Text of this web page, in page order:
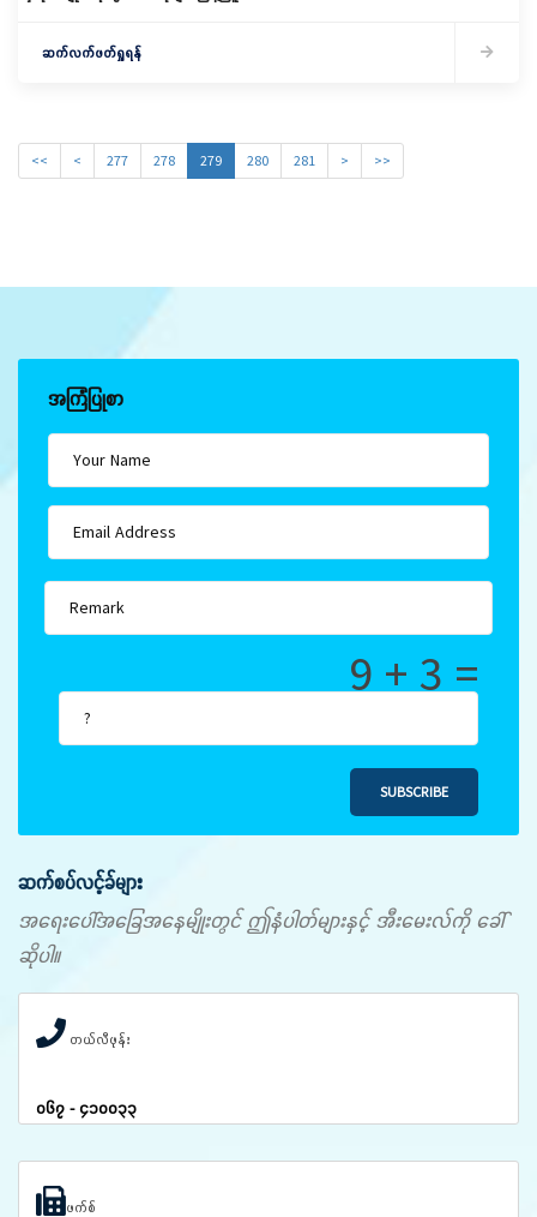
ဆက်လက်ဖတ်ရှုရန်
<< < 277 278 279 280 281 > >>
အကြံပြုစာ
9 + 3 =
SUBSCRIBE
ဆက်စပ်လင့်ခ်များ
အရေးပေါ်အခြေအနေမျိုးတွင် ဤနံပါတ်များနှင့် အီးမေးလ်ကို ခေါ်
ဆိုပါ။
တယ်လီဖုန်း
၀၆၇ - ၄၁၀၀၃၃
ဖက်စ်